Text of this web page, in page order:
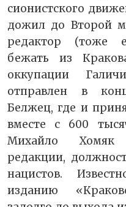
сионистского
дожил до Второй
редактор (тоже
бежать из
оккупации
отправлен в
Белжец, где и
вместе с 600
Михайло Хомяк
редакции,
нацистов.
изданию